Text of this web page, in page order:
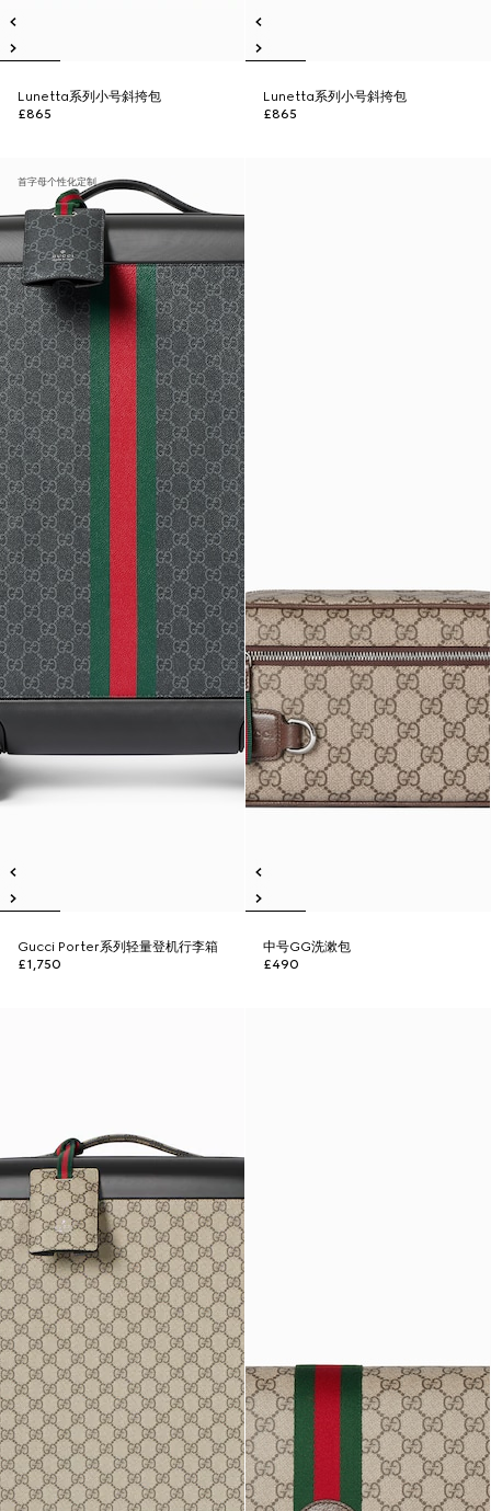
Lunetta系列小号斜挎包
£865
Lunetta系列小号斜挎包
£865
首字母个性化定制
Gucci Porter系列轻量登机行李箱
£1,750
中号GG洗漱包
£490